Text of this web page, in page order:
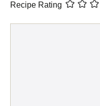
Recipe Rating